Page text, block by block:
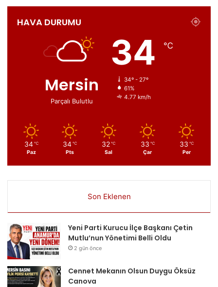
HAVA DURUMU
Mersin
Parçalı Bulutlu
34 ℃
34º - 27º
61%
4.77 km/h
34 ℃
Paz
34 ℃
Pts
32 ℃
Sal
33 ℃
Çar
33 ℃
Per
Son Eklenen
Yeni Parti Kurucu İlçe Başkanı Çetin
Mutlu’nun Yönetimi Belli Oldu
2 gün önce
Cennet Mekanın Olsun Duygu Öksüz
Canova